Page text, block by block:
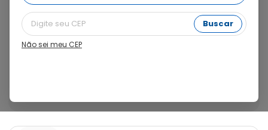
Buscar
Não sei meu CEP
O Óleo Relaxante Weleda Lavanda é um óleo corporal
ideal para passar após o banho para hidratar e relaxar
a sua pele antes de dormir. Sua fórmula possui uma
combinação de óleos de Amêndoa Doce e Gergelim